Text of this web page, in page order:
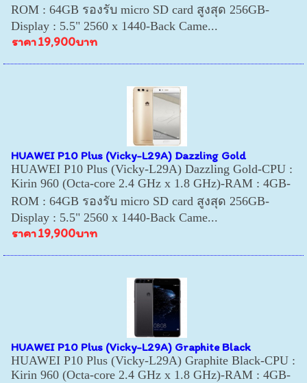
ROM : 64GB รองรับ micro SD card สูงสุด 256GB-
Display : 5.5" 2560 x 1440-Back Came...
ราคา19,900บาท
HUAWEI P10 Plus (Vicky-L29A) Dazzling Gold
HUAWEI P10 Plus (Vicky-L29A) Dazzling Gold-CPU :
Kirin 960 (Octa-core 2.4 GHz x 1.8 GHz)-RAM : 4GB-
ROM : 64GB รองรับ micro SD card สูงสุด 256GB-
Display : 5.5" 2560 x 1440-Back Came...
ราคา19,900บาท
HUAWEI P10 Plus (Vicky-L29A) Graphite Black
HUAWEI P10 Plus (Vicky-L29A) Graphite Black-CPU :
Kirin 960 (Octa-core 2.4 GHz x 1.8 GHz)-RAM : 4GB-